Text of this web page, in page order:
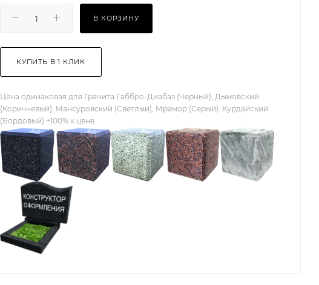
В КОРЗИНУ
КУПИТЬ В 1 КЛИК
Цена одинаковая для Гранита Габбро-Диабаз (Черный), Дымовский
(Коричневый), Мансуровский (Светлый), Мрамор (Серый). Курдайский
(Бордовый) +100% к цене.